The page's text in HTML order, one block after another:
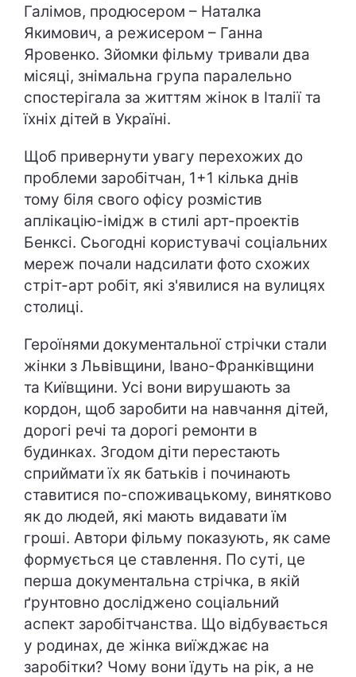
Галімов, продюсером – Наталка
Якимович, а режисером – Ганна
Яровенко. Зйомки фільму тривали два
місяці, знімальна група паралельно
спостерігала за життям жінок в Італії та
їхніх дітей в Україні.
Щоб привернути увагу перехожих до
проблеми заробітчан, 1+1 кілька днів
тому біля свого офісу розмістив
аплікацію-імідж в стилі арт-проектів
Бенксі. Сьогодні користувачі соціальних
мереж почали надсилати фото схожих
стріт-арт робіт, які з'явилися на вулицях
столиці.
Героїнями документальної стрічки стали
жінки з Львівщини, Івано-Франківщини
та Київщини. Усі вони вирушають за
кордон, щоб заробити на навчання дітей,
дорогі речі та дорогі ремонти в
будинках. Згодом діти перестають
сприймати їх як батьків і починають
ставитися по-споживацькому, винятково
як до людей, які мають видавати їм
гроші. Автори фільму показують, як саме
формується це ставлення. По суті, це
перша документальна стрічка, в якій
ґрунтовно досліджено соціальний
аспект заробітчанства. Що відбувається
у родинах, де жінка виїжджає на
заробітки? Чому вони їдуть на рік, а не